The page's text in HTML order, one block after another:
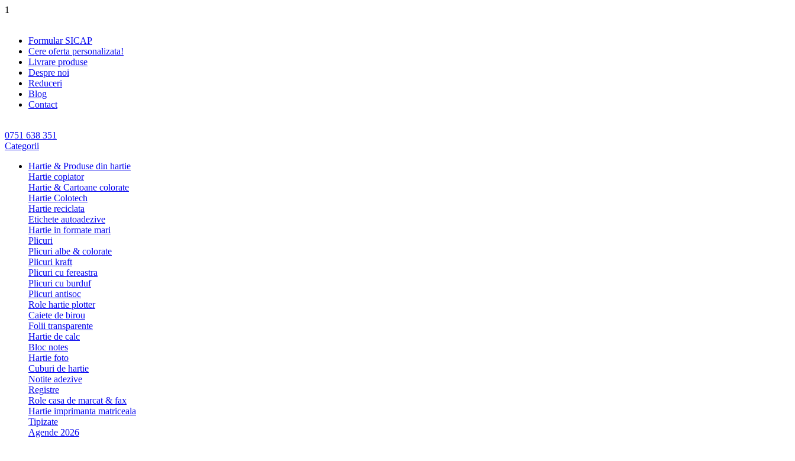
1
Formular SICAP
Cere oferta personalizata!
Livrare produse
Despre noi
Reduceri
Blog
Contact
0751 638 351
Categorii
Hartie & Produse din hartie
Hartie copiator
Hartie & Cartoane colorate
Hartie Colotech
Hartie reciclata
Etichete autoadezive
Hartie in formate mari
Plicuri
Plicuri albe & colorate
Plicuri kraft
Plicuri cu fereastra
Plicuri cu burduf
Plicuri antisoc
Role hartie plotter
Caiete de birou
Folii transparente
Hartie de calc
Bloc notes
Hartie foto
Cuburi de hartie
Notite adezive
Registre
Role casa de marcat & fax
Hartie imprimanta matriceala
Tipizate
Agende 2026